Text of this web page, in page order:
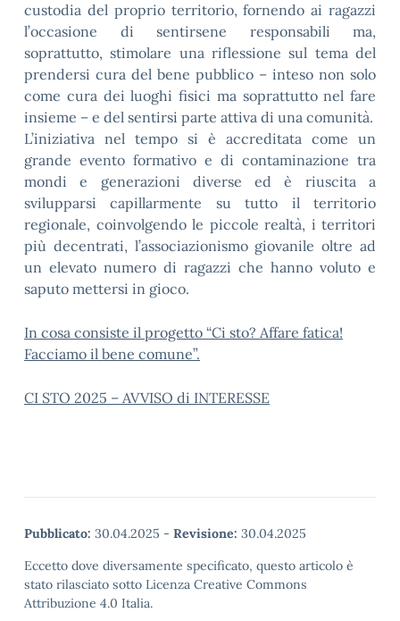
custodia del proprio territorio, fornendo ai ragazzi
l’occasione di sentirsene responsabili ma,
soprattutto, stimolare una riflessione sul tema del
prendersi cura del bene pubblico – inteso non solo
come cura dei luoghi fisici ma soprattutto nel fare
insieme – e del sentirsi parte attiva di una comunità.
L’iniziativa nel tempo si è accreditata come un
grande evento formativo e di contaminazione tra
mondi e generazioni diverse ed è riuscita a
svilupparsi capillarmente su tutto il territorio
regionale, coinvolgendo le piccole realtà, i territori
più decentrati, l’associazionismo giovanile oltre ad
un elevato numero di ragazzi che hanno voluto e
saputo mettersi in gioco.
In cosa consiste il progetto “Ci sto? Affare fatica!
Facciamo il bene comune”.
CI STO 2025 – AVVISO di INTERESSE
Pubblicato: 30.04.2025 - Revisione: 30.04.2025
Eccetto dove diversamente specificato, questo articolo è
stato rilasciato sotto Licenza Creative Commons
Attribuzione 4.0 Italia.